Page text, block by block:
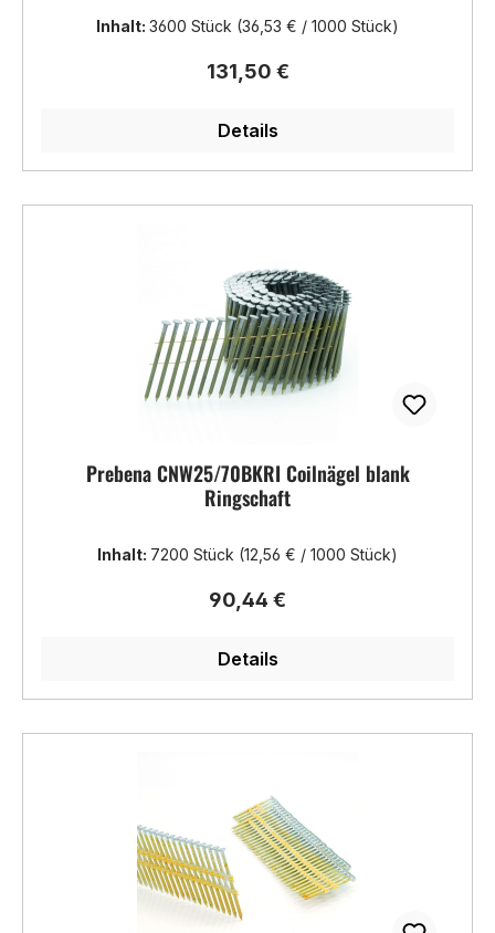
Inhalt: 3600 Stück (36,53 € / 1000 Stück)
Regulärer Preis:
131,50 €
Details
Prebena CNW25/70BKRI Coilnägel blank
Ringschaft
Inhalt: 7200 Stück (12,56 € / 1000 Stück)
Regulärer Preis:
90,44 €
Details